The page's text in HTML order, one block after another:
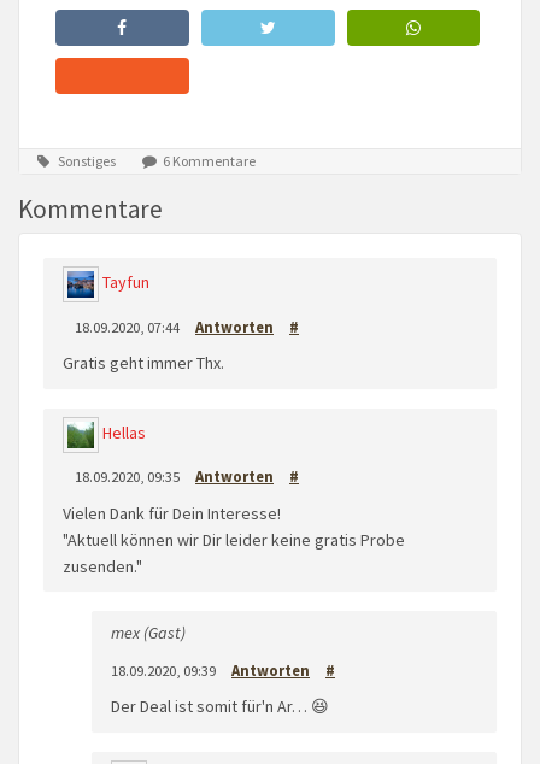
Sonstiges 6 Kommentare
Kommentare
Tayfun
18.09.2020, 07:44 Antworten #
Gratis geht immer Thx.
Hellas
18.09.2020, 09:35 Antworten #
Vielen Dank für Dein Interesse!
"Aktuell können wir Dir leider keine gratis Probe
zusenden."
mex (Gast)
18.09.2020, 09:39 Antworten #
Der Deal ist somit für'n Ar… 😆